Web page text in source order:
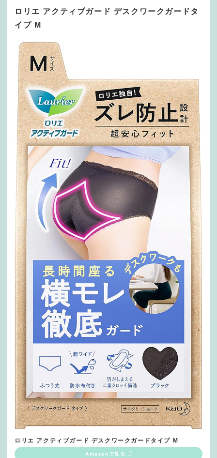
ロリエ アクティブガード デスクワークガードタ
イプ M
ロリエ アクティブガード デスクワークガードタイプ M
Amazonで見る